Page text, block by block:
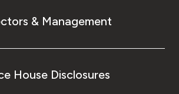
& Management
House Disclosures